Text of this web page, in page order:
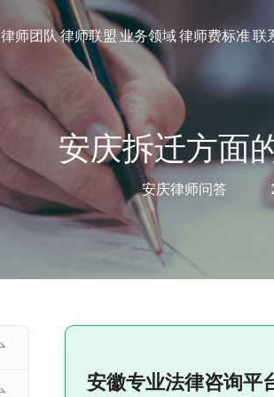
律师团队律师联盟业务领域律师费标准联
安庆拆迁方面
安庆律师问答
安徽专业法律咨询平